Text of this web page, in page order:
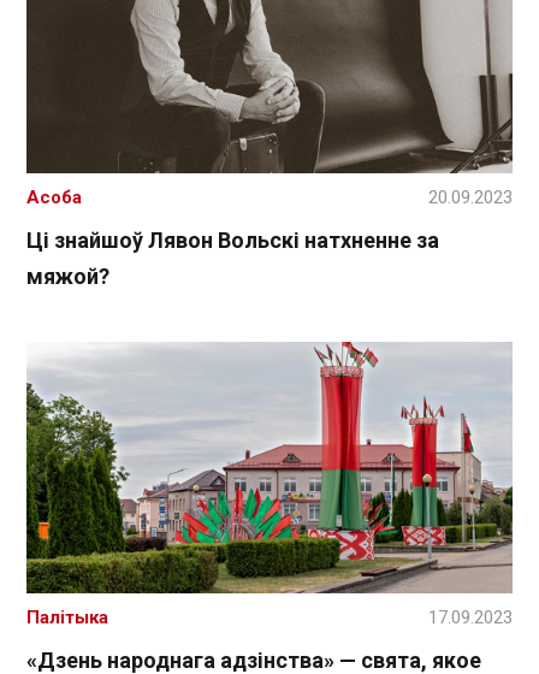
Ці знайшоў Лявон Вольскі натхненне за
мяжой?
Асоба 20.09.2023
«Дзень народнага адзінства» — свята, якое
Палітыка 17.09.2023